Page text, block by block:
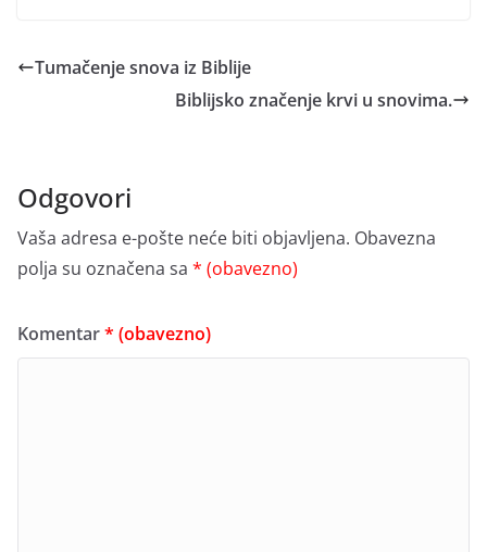
Tumačenje snova iz Biblije
Biblijsko značenje krvi u snovima.
Odgovori
Vaša adresa e-pošte neće biti objavljena. Obavezna
polja su označena sa * (obavezno)
Komentar* (obavezno)